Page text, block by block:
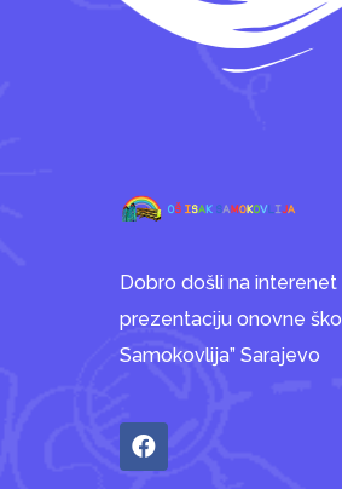
Dobro došli na interenet
prezentaciju onovne
Samokovlija” Sarajevo